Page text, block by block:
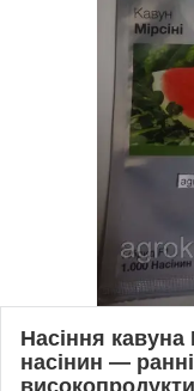
Насіння кавуна
насінин —